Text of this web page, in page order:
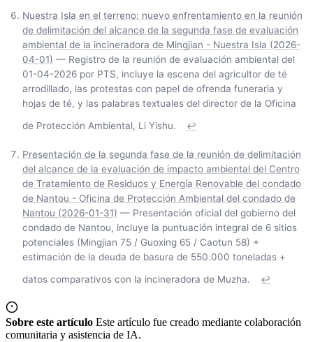
Nuestra Isla en el terreno: nuevo enfrentamiento en la reunión
de delimitación del alcance de la segunda fase de evaluación
ambiental de la incineradora de Mingjian - Nuestra Isla (2026-
04-01) — Registro de la reunión de evaluación ambiental del
01-04-2026 por PTS, incluye la escena del agricultor de té
arrodillado, las protestas con papel de ofrenda funeraria y
hojas de té, y las palabras textuales del director de la Oficina
de Protección Ambiental, Li Yishu.
↩
Presentación de la segunda fase de la reunión de delimitación
del alcance de la evaluación de impacto ambiental del Centro
de Tratamiento de Residuos y Energía Renovable del condado
de Nantou - Oficina de Protección Ambiental del condado de
Nantou (2026-01-31) — Presentación oficial del gobierno del
condado de Nantou, incluye la puntuación integral de 6 sitios
potenciales (Mingjian 75 / Guoxing 65 / Caotun 58) +
estimación de la deuda de basura de 550.000 toneladas +
datos comparativos con la incineradora de Muzha.
↩
Sobre este artículo Este artículo fue creado mediante colaboración
comunitaria y asistencia de IA.